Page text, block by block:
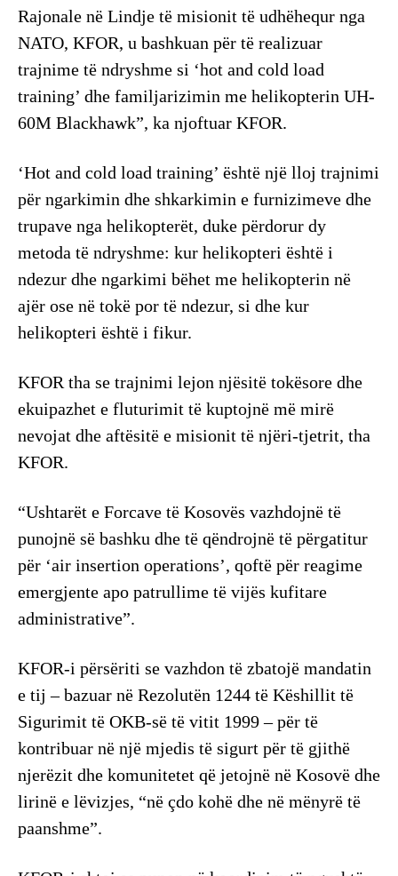
Rajonale në Lindje të misionit të udhëhequr nga
NATO, KFOR, u bashkuan për të realizuar
trajnime të ndryshme si ‘hot and cold load
training’ dhe familjarizimin me helikopterin UH-
60M Blackhawk”, ka njoftuar KFOR.
‘Hot and cold load training’ është një lloj trajnimi
për ngarkimin dhe shkarkimin e furnizimeve dhe
trupave nga helikopterët, duke përdorur dy
metoda të ndryshme: kur helikopteri është i
ndezur dhe ngarkimi bëhet me helikopterin në
ajër ose në tokë por të ndezur, si dhe kur
helikopteri është i fikur.
KFOR tha se trajnimi lejon njësitë tokësore dhe
ekuipazhet e fluturimit të kuptojnë më mirë
nevojat dhe aftësitë e misionit të njëri-tjetrit, tha
KFOR.
“Ushtarët e Forcave të Kosovës vazhdojnë të
punojnë së bashku dhe të qëndrojnë të përgatitur
për ‘air insertion operations’, qoftë për reagime
emergjente apo patrullime të vijës kufitare
administrative”.
KFOR-i përsëriti se vazhdon të zbatojë mandatin
e tij – bazuar në Rezolutën 1244 të Këshillit të
Sigurimit të OKB-së të vitit 1999 – për të
kontribuar në një mjedis të sigurt për të gjithë
njerëzit dhe komunitetet që jetojnë në Kosovë dhe
lirinë e lëvizjes, “në çdo kohë dhe në mënyrë të
paanshme”.